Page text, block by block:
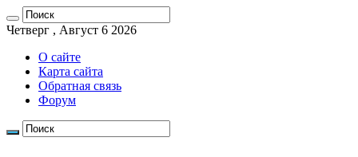
Четверг , Август 6 2026
О сайте
Карта сайта
Обратная связь
Форум